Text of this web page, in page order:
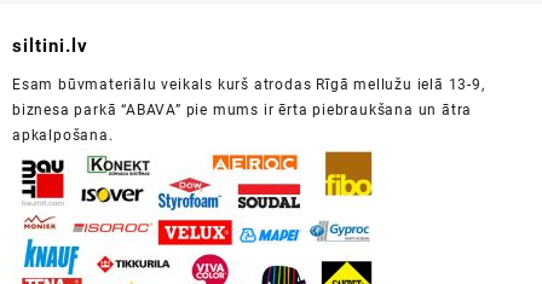
siltini.lv
Esam būvmateriālu veikals kurš atrodas Rīgā mellužu ielā 13-9,
biznesa parkā “ABAVA” pie mums ir ērta piebraukšana un ātra
apkalpošana.